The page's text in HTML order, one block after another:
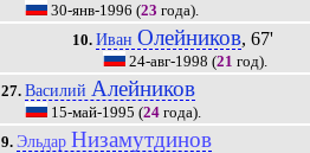
30-янв-1996 (23 года).
10. Иван Олейников, 67'
24-авг-1998 (21 год).
27. Василий Алейников
15-май-1995 (24года).
9. Эльдар Низамутдинов